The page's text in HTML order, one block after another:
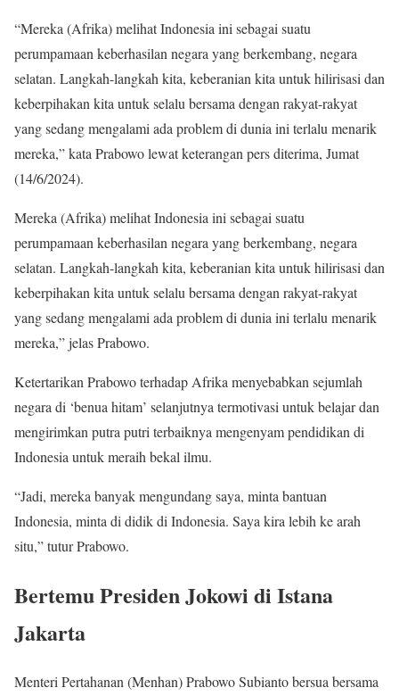
“Mereka (Afrika) melihat Indonesia ini sebagai suatu
perumpamaan keberhasilan negara yang berkembang, negara
selatan. Langkah-langkah kita, keberanian kita untuk hilirisasi dan
keberpihakan kita untuk selalu bersama dengan rakyat-rakyat
yang sedang mengalami ada problem di dunia ini terlalu menarik
mereka,” kata Prabowo lewat keterangan pers diterima, Jumat
(14/6/2024).
Mereka (Afrika) melihat Indonesia ini sebagai suatu
perumpamaan keberhasilan negara yang berkembang, negara
selatan. Langkah-langkah kita, keberanian kita untuk hilirisasi dan
keberpihakan kita untuk selalu bersama dengan rakyat-rakyat
yang sedang mengalami ada problem di dunia ini terlalu menarik
mereka,” jelas Prabowo.
Ketertarikan Prabowo terhadap Afrika menyebabkan sejumlah
negara di ‘benua hitam’ selanjutnya termotivasi untuk belajar dan
mengirimkan putra putri terbaiknya mengenyam pendidikan di
Indonesia untuk meraih bekal ilmu.
“Jadi, mereka banyak mengundang saya, minta bantuan
Indonesia, minta di didik di Indonesia. Saya kira lebih ke arah
situ,” tutur Prabowo.
Bertemu Presiden Jokowi di Istana
Jakarta
Menteri Pertahanan (Menhan) Prabowo Subianto bersua bersama